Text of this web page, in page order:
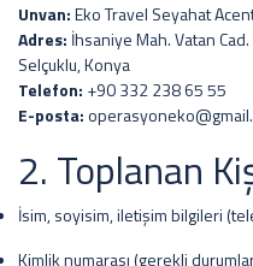
Unvan:Eko Travel Seyahat
Adres: İhsaniye Mah. Vatan
Selçuklu, Konya
Telefon: +90 332 238 65 55
E-posta:
2. Toplanan
İsim, soyisim, iletişim bilgileri
Kimlik numarası (gerekli